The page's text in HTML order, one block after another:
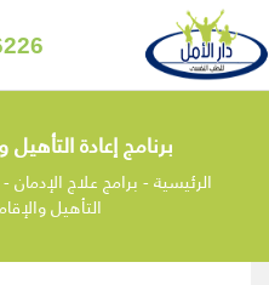
برنامج إعادة التأهيل
الرئيسية-برامج علاج الإدمان-
التأهيل